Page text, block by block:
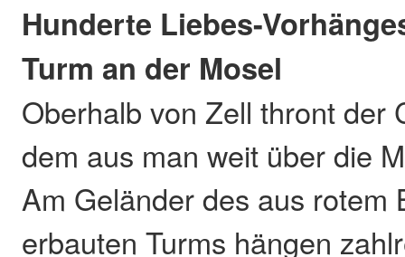
Hunderte Liebes-
Turm an der Mosel
Oberhalb von Zell thront der
dem aus man weit über die
Am Geländer des aus rotem
erbauten Turms hängen